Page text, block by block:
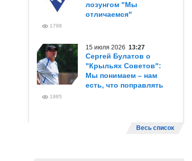
лозунгом "Мы
отличаемся"
1798
15 июля 2026 13:27
Сергей Булатов о
"Крыльях Советов":
Мы понимаем – нам
есть, что поправлять
1985
Весь список